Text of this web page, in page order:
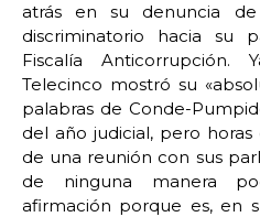
atrás en su denuncia
discriminatorio hacia su
Fiscalía Anticorrupción.
Telecinco mostró su
palabras de Conde-
del año judicial, pero
de una reunión con sus
de ninguna manera
afirmación porque es, en